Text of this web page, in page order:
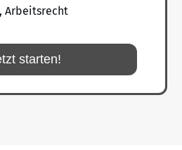
Arbeitsrecht
starten!